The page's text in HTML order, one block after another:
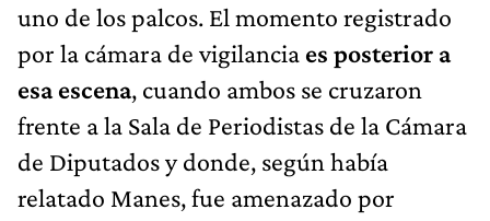
uno de los palcos. El momento registrado
por la cámara de vigilancia es posterior a
esa escena, cuando ambos se cruzaron
frente a la Sala de Periodistas de la Cámara
de Diputados y donde, según había
relatado Manes, fue amenazado por